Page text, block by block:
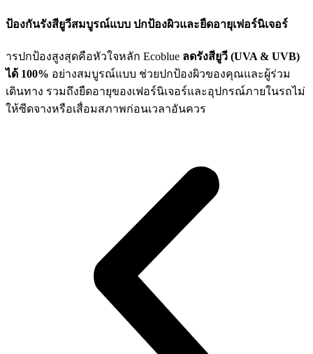
ป้องกันรังสียูวีสมบูรณ์แบบ ปกป้องผิวและยืดอายุเฟอร์นิเจอร์
ารปกป้องสูงสุดคือหัวใจหลัก Ecoblue ลดรังสียูวี (UVA & UVB)
ได้ 100% อย่างสมบูรณ์แบบ ช่วยปกป้องผิวของคุณและผู้ร่วม
เดินทาง รวมถึงยืดอายุของเฟอร์นิเจอร์และอุปกรณ์ภายในรถไม่
ให้ซีดจางหรือเสื่อมสภาพก่อนเวลาอันควร